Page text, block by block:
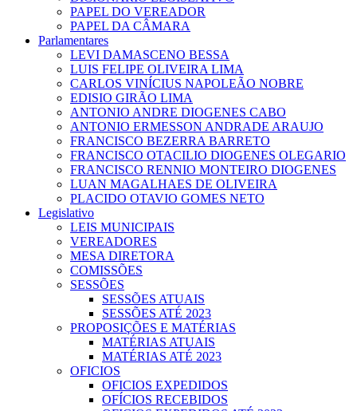
PAPEL DO VEREADOR
PAPEL DA CÂMARA
Parlamentares
LEVI DAMASCENO BESSA
LUIS FELIPE OLIVEIRA LIMA
CARLOS VINÍCIUS NAPOLEÃO NOBRE
EDISIO GIRÃO LIMA
ANTONIO ANDRE DIOGENES CABO
ANTONIO ERMESSON ANDRADE ARAUJO
FRANCISCO BEZERRA BARRETO
FRANCISCO OTACILIO DIOGENES OLEGARIO
FRANCISCO RENNIO MONTEIRO DIOGENES
LUAN MAGALHAES DE OLIVEIRA
PLACIDO OTAVIO GOMES NETO
Legislativo
LEIS MUNICIPAIS
VEREADORES
MESA DIRETORA
COMISSÕES
SESSÕES
SESSÕES ATUAIS
SESSÕES ATÉ 2023
PROPOSIÇÕES E MATÉRIAS
MATÉRIAS ATUAIS
MATÉRIAS ATÉ 2023
OFICIOS
OFICIOS EXPEDIDOS
OFÍCIOS RECEBIDOS